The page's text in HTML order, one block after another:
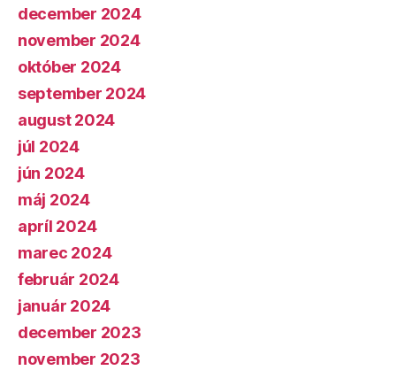
december 2024
november 2024
október 2024
september 2024
august 2024
júl 2024
jún 2024
máj 2024
apríl 2024
marec 2024
február 2024
január 2024
december 2023
november 2023